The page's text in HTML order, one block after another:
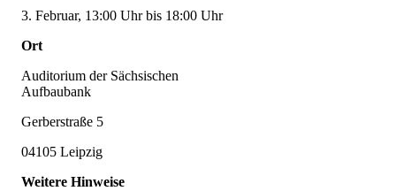
3. Februar, 13:00 Uhr bis 18:00 Uhr
Ort
Auditorium der Sächsischen
Aufbaubank
Gerberstraße 5
04105 Leipzig
Weitere Hinweise